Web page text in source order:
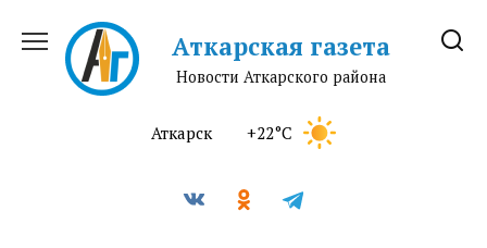
содержанию
Аткарская газета
Новости Аткарского района
Аткарск +22°C